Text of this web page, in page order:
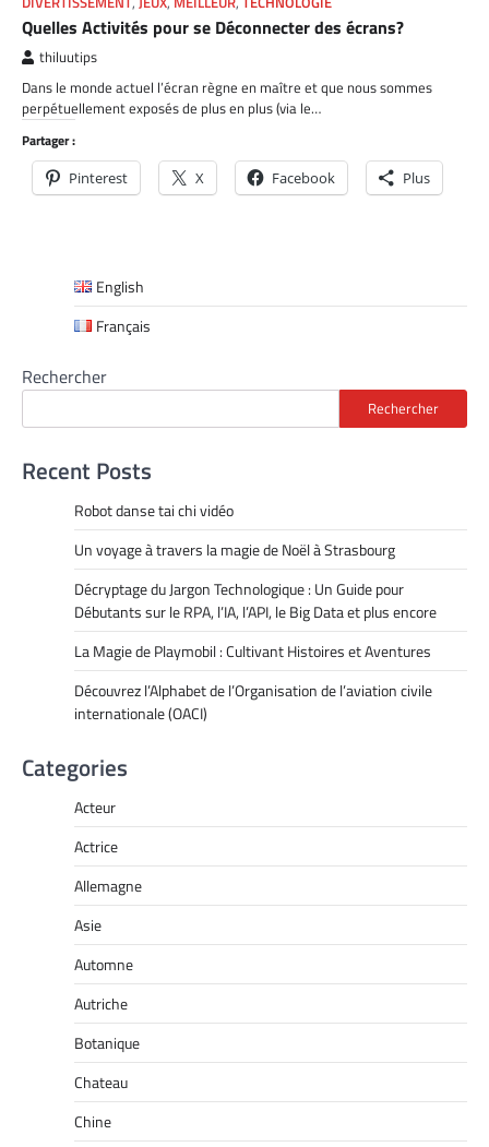
Quelles Activités pour se Déconnecter des écrans?
thiluutips
Dans le monde actuel l’écran règne en maître et que nous sommes
perpétuellement exposés de plus en plus (via le…
Partager :
Pinterest X Facebook Plus
English
Français
Rechercher
Rechercher
Recent Posts
Robot danse tai chi vidéo
Un voyage à travers la magie de Noël à Strasbourg
Décryptage du Jargon Technologique : Un Guide pour
Débutants sur le RPA, l’IA, l’API, le Big Data et plus encore
La Magie de Playmobil : Cultivant Histoires et Aventures
Découvrez l’Alphabet de l’Organisation de l’aviation civile
internationale (OACI)
Categories
Acteur
Actrice
Allemagne
Asie
Automne
Autriche
Botanique
Chateau
Chine